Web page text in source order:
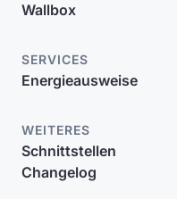
Wallbox
SERVICES
Energieausweise
WEITERES
Schnittstellen
Changelog